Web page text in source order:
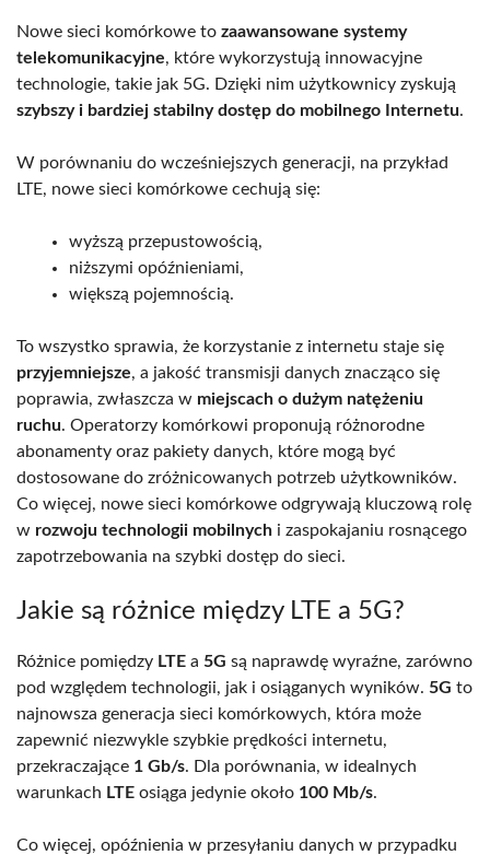
Nowe sieci komórkowe to zaawansowane systemy
telekomunikacyjne, które wykorzystują innowacyjne
technologie, takie jak 5G. Dzięki nim użytkownicy zyskują
szybszy i bardziej stabilny dostęp do mobilnego Internetu.
W porównaniu do wcześniejszych generacji, na przykład
LTE, nowe sieci komórkowe cechują się:
wyższą przepustowością,
niższymi opóźnieniami,
większą pojemnością.
To wszystko sprawia, że korzystanie z internetu staje się
przyjemniejsze, a jakość transmisji danych znacząco się
poprawia, zwłaszcza w miejscach o dużym natężeniu
ruchu. Operatorzy komórkowi proponują różnorodne
abonamenty oraz pakiety danych, które mogą być
dostosowane do zróżnicowanych potrzeb użytkowników.
Co więcej, nowe sieci komórkowe odgrywają kluczową rolę
w rozwoju technologii mobilnych i zaspokajaniu rosnącego
zapotrzebowania na szybki dostęp do sieci.
Jakie są różnice między LTE a 5G?
Różnice pomiędzy LTE a 5G są naprawdę wyraźne, zarówno
pod względem technologii, jak i osiąganych wyników. 5G to
najnowsza generacja sieci komórkowych, która może
zapewnić niezwykle szybkie prędkości internetu,
przekraczające 1 Gb/s. Dla porównania, w idealnych
warunkach LTE osiąga jedynie około 100 Mb/s.
Co więcej, opóźnienia w przesyłaniu danych w przypadku